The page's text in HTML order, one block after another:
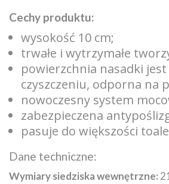
Cechy produktu:
wysokość 10 cm;
trwałe i wytrzymałe
powierzchnia nasadki jest
czyszczeniu, odporna na
nowoczesny system
zabezpieczena
pasuje do większości
Dane techniczne:
Wymiary siedziska wewnętrzne: